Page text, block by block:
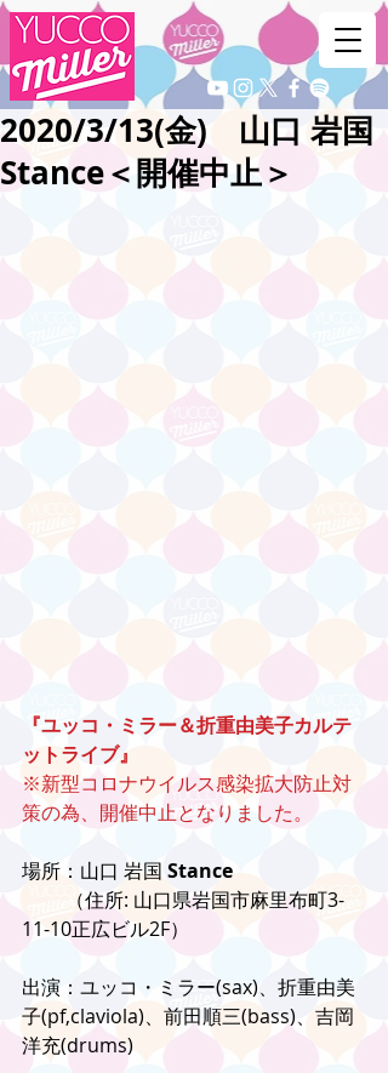
2020/3/13(金) 山口 岩国
Stance＜開催中止＞
『ユッコ・ミラー＆折重由美子カルテ
ットライブ』
※新型コロナウイルス感染拡大防止対
策の為、開催中止となりました。
場所：山口 岩国 Stance
（住所: 山口県岩国市麻里布町3-
11-10正広ビル2F）
出演：ユッコ・ミラー(sax)、折重由美
子(pf,claviola)、前田順三(bass)、吉岡
洋充(drums)